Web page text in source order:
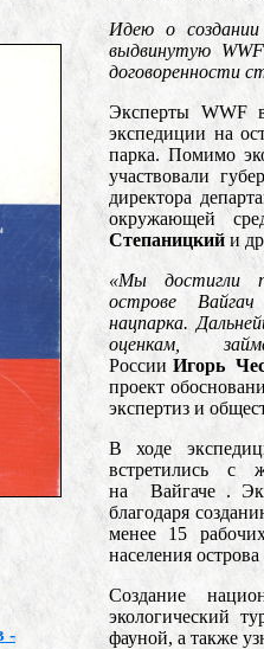
Идею о создании
выдвинутую
договоренности
Эксперты WWF
экспедиции на
парка. Помимо
участвовали
директора
окружающей
Степаницкий и
«Мы достигли
острове Вайгач .
нацпарка.
оценкам,
России Игорь
проект
экспертиз и
В ходе
встретились с
на Вайгаче .
благодаря
менее 15
населения
Создание
экологический
фауной, а также